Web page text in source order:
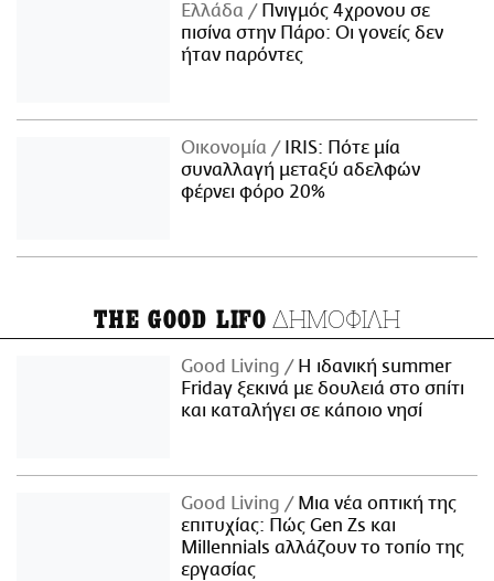
Ελλάδα
Πνιγμός 4χρονου σε
πισίνα στην Πάρο: Οι γονείς δεν
ήταν παρόντες
Οικονομία
IRIS: Πότε μία
συναλλαγή μεταξύ αδελφών
φέρνει φόρο 20%
THE GOOD LIFO ΔΗΜΟΦΙΛΗ
Good Living
Η ιδανική summer
Friday ξεκινά με δουλειά στο σπίτι
και καταλήγει σε κάποιο νησί
Good Living
Μια νέα οπτική της
επιτυχίας: Πώς Gen Zs και
Millennials αλλάζουν το τοπίο της
εργασίας